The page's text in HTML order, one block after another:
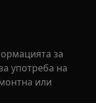
за
употреба на
или